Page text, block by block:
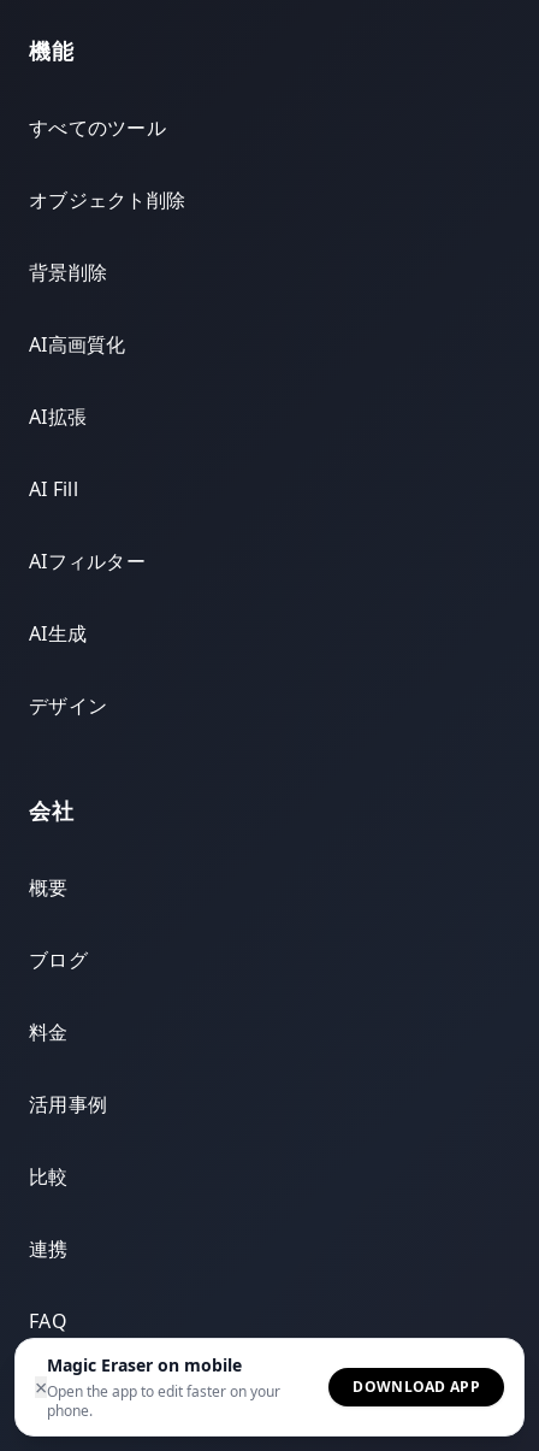
×
Magic Eraser on mobile
Open the app to edit faster on your
phone.
DOWNLOAD APP
機能
すべてのツール
オブジェクト削除
背景削除
AI高画質化
AI拡張
AI Fill
AIフィルター
AI生成
デザイン
会社
概要
ブログ
料金
活用事例
比較
連携
FAQ
お問い合わせ